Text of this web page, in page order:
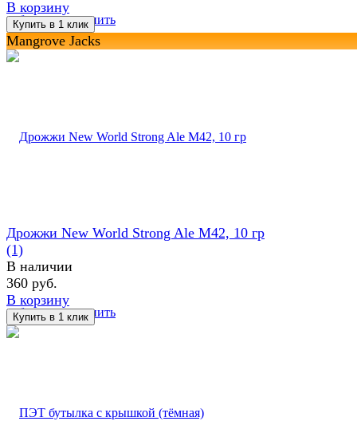
избранное сравнить
В корзину
Mangrove Jacks
избранное сравнить
Дрожжи New World Strong Ale M42, 10 гр
(1)
В наличии
360 руб.
В корзину